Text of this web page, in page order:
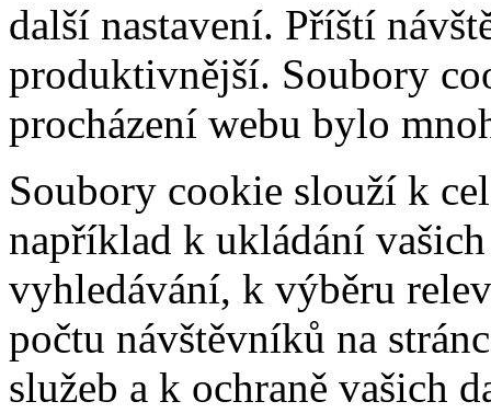
další nastavení. Příští
produktivnější. Soubory
procházení webu bylo
Soubory cookie slouží k
například k ukládání
vyhledávání, k výběru
počtu návštěvníků na
služeb a k ochraně vašich